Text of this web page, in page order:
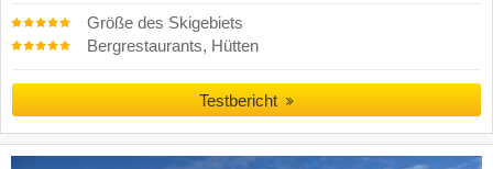
Größe des Skigebiets
Bergrestaurants, Hütten
Testbericht